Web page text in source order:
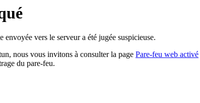
vers le serveur a été jugée suspicieuse.
nous vous invitons à consulter la page Pare-feu web activé
du pare-feu.